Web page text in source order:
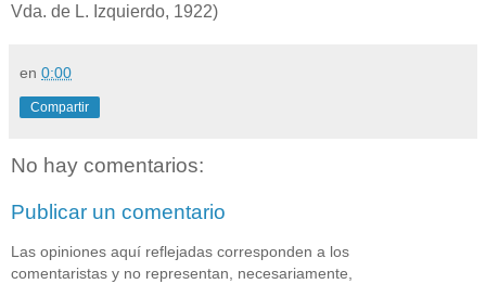
Vda. de L. Izquierdo, 1922)
en 0:00
Compartir
No hay comentarios:
Publicar un comentario
Las opiniones aquí reflejadas corresponden a los
comentaristas y no representan, necesariamente,